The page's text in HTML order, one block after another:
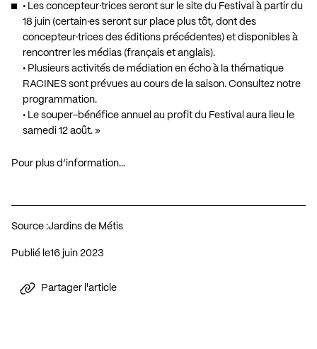
• Les concepteur·trices seront sur le site du Festival à partir du
18 juin (certain·es seront sur place plus tôt, dont des
concepteur·trices des éditions précédentes) et disponibles à
rencontrer les médias (français et anglais).
• Plusieurs activités de médiation en écho à la thématique
RACINES sont prévues au cours de la saison. Consultez notre
programmation.
• Le souper-bénéfice annuel au profit du Festival aura lieu le
samedi 12 août. »
Pour plus d’information…
Source :Jardins de Métis
Publié le 16 juin 2023
Partager l'article